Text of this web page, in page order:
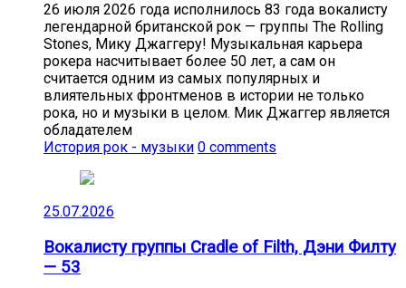
26 июля 2026 года исполнилось 83 года вокалисту
легендарной британской рок — группы The Rolling
Stones, Мику Джаггеру! Музыкальная карьера
рокера насчитывает более 50 лет, а сам он
считается одним из самых популярных и
влиятельных фронтменов в истории не только
рока, но и музыки в целом. Мик Джаггер является
обладателем
История рок - музыки 0 comments
25.07.2026
Вокалисту группы Cradle of Filth, Дэни Филту
— 53